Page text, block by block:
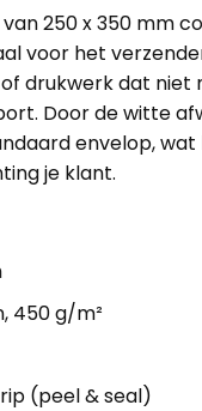
250 x 350 mm
voor het
drukwerk dat niet
Door de witte
envelop,
je klant.
450 g/m²
(peel & seal)